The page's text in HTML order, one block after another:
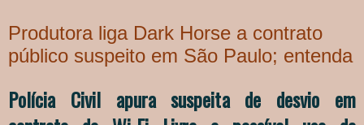
Produtora liga Dark Horse a contrato
público suspeito em São Paulo; entenda
Polícia Civil apura suspeita de desvio em